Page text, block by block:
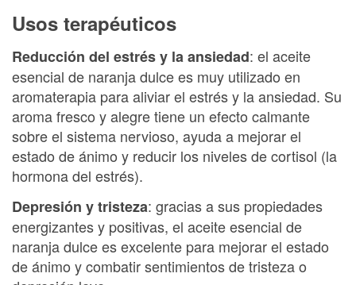
Usos terapéuticos
Reducción del estrés y la ansiedad: el aceite
esencial de naranja dulce es muy utilizado en
aromaterapia para aliviar el estrés y la ansiedad. Su
aroma fresco y alegre tiene un efecto calmante
sobre el sistema nervioso, ayuda a mejorar el
estado de ánimo y reducir los niveles de cortisol (la
hormona del estrés).
Depresión y tristeza: gracias a sus propiedades
energizantes y positivas, el aceite esencial de
naranja dulce es excelente para mejorar el estado
de ánimo y combatir sentimientos de tristeza o